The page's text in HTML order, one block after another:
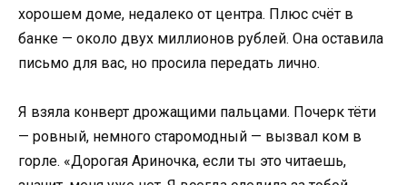
хорошем доме, недалеко от центра. Плюс счёт в
банке — около двух миллионов рублей. Она оставила
письмо для вас, но просила передать лично.
Я взяла конверт дрожащими пальцами. Почерк тёти
— ровный, немного старомодный — вызвал ком в
горле. «Дорогая Ариночка, если ты это читаешь,